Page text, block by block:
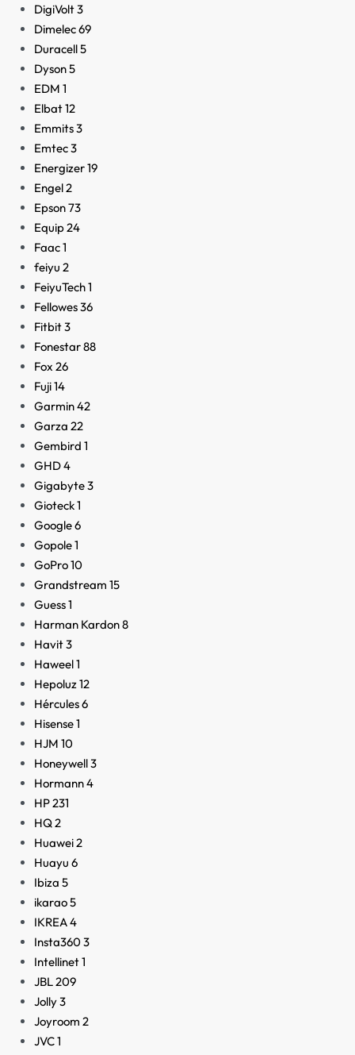
DigiVolt3
Dimelec69
Duracell5
Dyson5
EDM 1
Elbat12
Emmits3
Emtec3
Energizer19
Engel2
Epson73
Equip24
Faac1
feiyu 2
FeiyuTech1
Fellowes36
Fitbit3
Fonestar88
Fox 26
Fuji14
Garmin42
Garza 22
Gembird 1
GHD4
Gigabyte3
Gioteck1
Google6
Gopole1
GoPro10
Grandstream 15
Guess1
Harman Kardon8
Havit3
Haweel1
Hepoluz12
Hércules6
Hisense1
HJM 10
Honeywell3
Hormann4
HP231
HQ2
Huawei2
Huayu 6
Ibiza 5
ikarao5
IKREA4
Insta3603
Intellinet1
JBL209
Jolly3
Joyroom 2
JVC1